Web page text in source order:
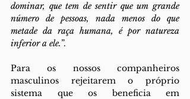
dominar, que tem de sentir que um grande
número de pessoas, nada menos do que
metade da raça humana, é por natureza
inferior a ele.”.
Para os nossos companheiros
masculinos rejeitarem o próprio
sistema que os beneficia em